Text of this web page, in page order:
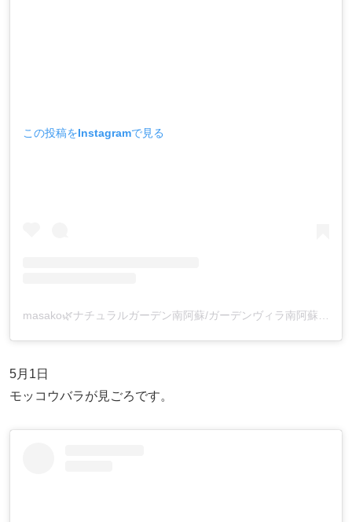
この投稿をInstagramで見る
masako🌿ナチュラルガーデン南阿蘇/ガーデンヴィラ南阿蘇(@naturalgarden_minamiaso)がシェアした投稿
5月1日
モッコウバラが見ごろです。